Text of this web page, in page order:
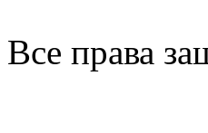
Все права